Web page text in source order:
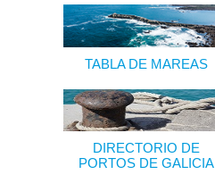
TABLA DE MAREAS
DIRECTORIO DE
PORTOS DE GALICIA